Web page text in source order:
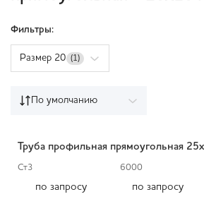
Фильтры:
Размер 20 (1)
По умолчанию
Труба профильная прямоугольная
Ст3 6000
по запросу по запросу